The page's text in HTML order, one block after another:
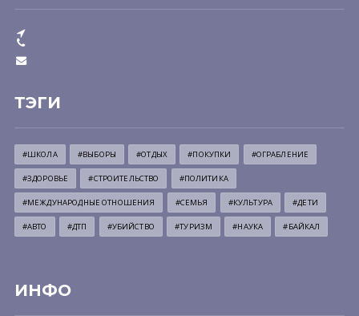
ТЭГИ
#ШКОЛА #ВЫБОРЫ #ОТДЫХ #ПОКУПКИ #ОГРАБЛЕНИЕ
#ЗДОРОВЬЕ #СТРОИТЕЛЬСТВО #ПОЛИТИКА
#МЕЖДУНАРОДНЫЕ ОТНОШЕНИЯ #СЕМЬЯ #КУЛЬТУРА #ДЕТИ
#АВТО #ДТП #УБИЙСТВО #ТУРИЗМ #НАУКА #БАЙКАЛ
ИНФО